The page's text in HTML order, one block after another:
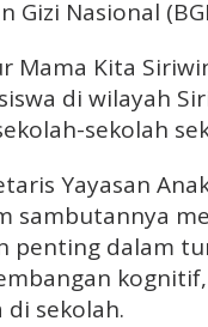
e Gizi Nasional
Mama Kita
di wilayah
sekolah
Yayasan
sambutannya
penting dalam
di sekolah.